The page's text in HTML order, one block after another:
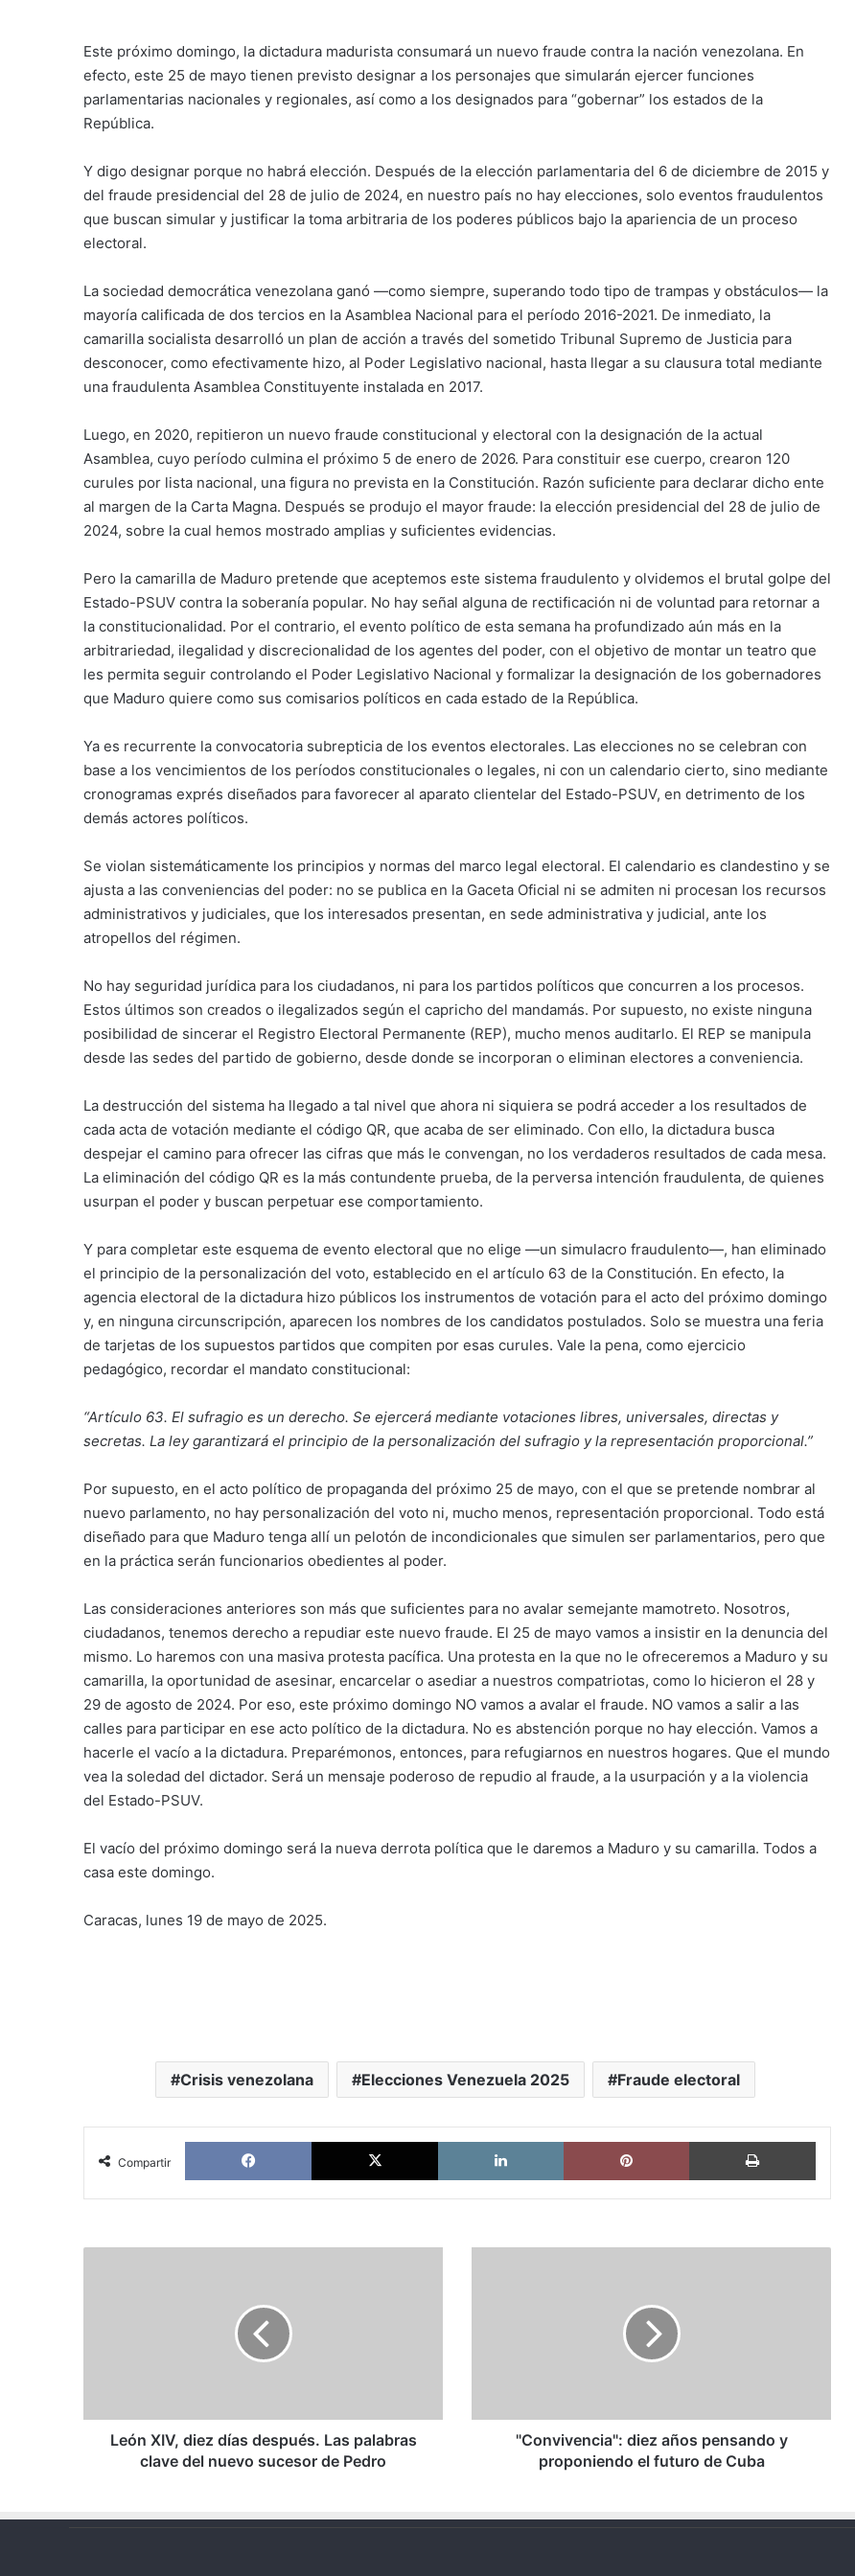
Este próximo domingo, la dictadura madurista consumará un nuevo fraude contra la nación venezolana. En
efecto, este 25 de mayo tienen previsto designar a los personajes que simularán ejercer funciones
parlamentarias nacionales y regionales, así como a los designados para “gobernar” los estados de la
República.
Y digo designar porque no habrá elección. Después de la elección parlamentaria del 6 de diciembre de 2015 y
del fraude presidencial del 28 de julio de 2024, en nuestro país no hay elecciones, solo eventos fraudulentos
que buscan simular y justificar la toma arbitraria de los poderes públicos bajo la apariencia de un proceso
electoral.
La sociedad democrática venezolana ganó —como siempre, superando todo tipo de trampas y obstáculos— la
mayoría calificada de dos tercios en la Asamblea Nacional para el período 2016-2021. De inmediato, la
camarilla socialista desarrolló un plan de acción a través del sometido Tribunal Supremo de Justicia para
desconocer, como efectivamente hizo, al Poder Legislativo nacional, hasta llegar a su clausura total mediante
una fraudulenta Asamblea Constituyente instalada en 2017.
Luego, en 2020, repitieron un nuevo fraude constitucional y electoral con la designación de la actual
Asamblea, cuyo período culmina el próximo 5 de enero de 2026. Para constituir ese cuerpo, crearon 120
curules por lista nacional, una figura no prevista en la Constitución. Razón suficiente para declarar dicho ente
al margen de la Carta Magna. Después se produjo el mayor fraude: la elección presidencial del 28 de julio de
2024, sobre la cual hemos mostrado amplias y suficientes evidencias.
Pero la camarilla de Maduro pretende que aceptemos este sistema fraudulento y olvidemos el brutal golpe del
Estado-PSUV contra la soberanía popular. No hay señal alguna de rectificación ni de voluntad para retornar a
la constitucionalidad. Por el contrario, el evento político de esta semana ha profundizado aún más en la
arbitrariedad, ilegalidad y discrecionalidad de los agentes del poder, con el objetivo de montar un teatro que
les permita seguir controlando el Poder Legislativo Nacional y formalizar la designación de los gobernadores
que Maduro quiere como sus comisarios políticos en cada estado de la República.
Ya es recurrente la convocatoria subrepticia de los eventos electorales. Las elecciones no se celebran con
base a los vencimientos de los períodos constitucionales o legales, ni con un calendario cierto, sino mediante
cronogramas exprés diseñados para favorecer al aparato clientelar del Estado-PSUV, en detrimento de los
demás actores políticos.
Se violan sistemáticamente los principios y normas del marco legal electoral. El calendario es clandestino y se
ajusta a las conveniencias del poder: no se publica en la Gaceta Oficial ni se admiten ni procesan los recursos
administrativos y judiciales, que los interesados presentan, en sede administrativa y judicial, ante los
atropellos del régimen.
No hay seguridad jurídica para los ciudadanos, ni para los partidos políticos que concurren a los procesos.
Estos últimos son creados o ilegalizados según el capricho del mandamás. Por supuesto, no existe ninguna
posibilidad de sincerar el Registro Electoral Permanente (REP), mucho menos auditarlo. El REP se manipula
desde las sedes del partido de gobierno, desde donde se incorporan o eliminan electores a conveniencia.
La destrucción del sistema ha llegado a tal nivel que ahora ni siquiera se podrá acceder a los resultados de
cada acta de votación mediante el código QR, que acaba de ser eliminado. Con ello, la dictadura busca
despejar el camino para ofrecer las cifras que más le convengan, no los verdaderos resultados de cada mesa.
La eliminación del código QR es la más contundente prueba, de la perversa intención fraudulenta, de quienes
usurpan el poder y buscan perpetuar ese comportamiento.
Y para completar este esquema de evento electoral que no elige —un simulacro fraudulento—, han eliminado
el principio de la personalización del voto, establecido en el artículo 63 de la Constitución. En efecto, la
agencia electoral de la dictadura hizo públicos los instrumentos de votación para el acto del próximo domingo
y, en ninguna circunscripción, aparecen los nombres de los candidatos postulados. Solo se muestra una feria
de tarjetas de los supuestos partidos que compiten por esas curules. Vale la pena, como ejercicio
pedagógico, recordar el mandato constitucional:
“Artículo 63. El sufragio es un derecho. Se ejercerá mediante votaciones libres, universales, directas y
secretas. La ley garantizará el principio de la personalización del sufragio y la representación proporcional.”
Por supuesto, en el acto político de propaganda del próximo 25 de mayo, con el que se pretende nombrar al
nuevo parlamento, no hay personalización del voto ni, mucho menos, representación proporcional. Todo está
diseñado para que Maduro tenga allí un pelotón de incondicionales que simulen ser parlamentarios, pero que
en la práctica serán funcionarios obedientes al poder.
Las consideraciones anteriores son más que suficientes para no avalar semejante mamotreto. Nosotros,
ciudadanos, tenemos derecho a repudiar este nuevo fraude. El 25 de mayo vamos a insistir en la denuncia del
mismo. Lo haremos con una masiva protesta pacífica. Una protesta en la que no le ofreceremos a Maduro y su
camarilla, la oportunidad de asesinar, encarcelar o asediar a nuestros compatriotas, como lo hicieron el 28 y
29 de agosto de 2024. Por eso, este próximo domingo NO vamos a avalar el fraude. NO vamos a salir a las
calles para participar en ese acto político de la dictadura. No es abstención porque no hay elección. Vamos a
hacerle el vacío a la dictadura. Preparémonos, entonces, para refugiarnos en nuestros hogares. Que el mundo
vea la soledad del dictador. Será un mensaje poderoso de repudio al fraude, a la usurpación y a la violencia
del Estado-PSUV.
El vacío del próximo domingo será la nueva derrota política que le daremos a Maduro y su camarilla. Todos a
casa este domingo.
Caracas, lunes 19 de mayo de 2025.
Crisis venezolana Elecciones Venezuela 2025 Fraude electoral
Compartir
Facebook X LinkedIn Pinterest Imprimir
del
nuevoLeón XIV, diez días después. Las palabras
clave del nuevo sucesor de Pedro
de
"Convivencia": diez años pensando y
proponiendo el futuro de Cuba